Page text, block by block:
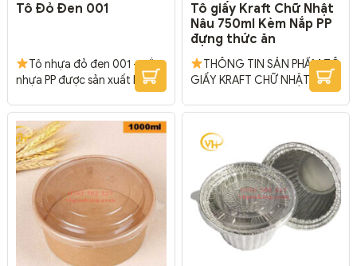
Tô Đỏ Đen 001
Tô nhựa đỏ đen 001 + nắp
nhựa PP được sản xuất bằng
công nghệ hiện đại. Thiết kế
đẹp mắt. Phần nắp dùng
chất liệu nhựa PP có khả
năng chịu nhiệt tốt, làm nổi
bật màu sắc thực phẩm
chứa bên trong.
Kích
thước: Φ 150 * 62 mm 🏵
Chất liệu: ...
Tô giấy Kraft Chữ Nhật
Nâu 750ml Kèm Nắp PP
đựng thức ăn
THÔNG TIN SẢN PHẨM TÔ
GIẤY KRAFT CHỮ NHẬT
750ML Chất liệu: Giấy Kraft
TÔ GIẤY KRAFT CHỮ
nắp PP: 168 mm x 120 mm x
ĐÓNG GÓI: 300
cái/thùng